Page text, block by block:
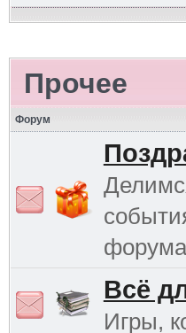
Прочее
Форум
Всё
Игры,